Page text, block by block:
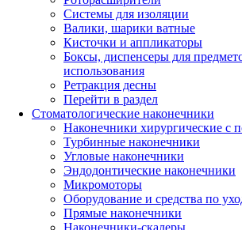
Системы для изоляции
Валики, шарики ватные
Кисточки и аппликаторы
Боксы, диспенсеры для
использования
Ретракция десны
Перейти в раздел
Стоматологические наконечники
Наконечники хирургические с
Турбинные наконечники
Угловые наконечники
Эндодонтические наконечники
Микромоторы
Оборудование и средства по
Прямые наконечники
Наконечники-скалеры